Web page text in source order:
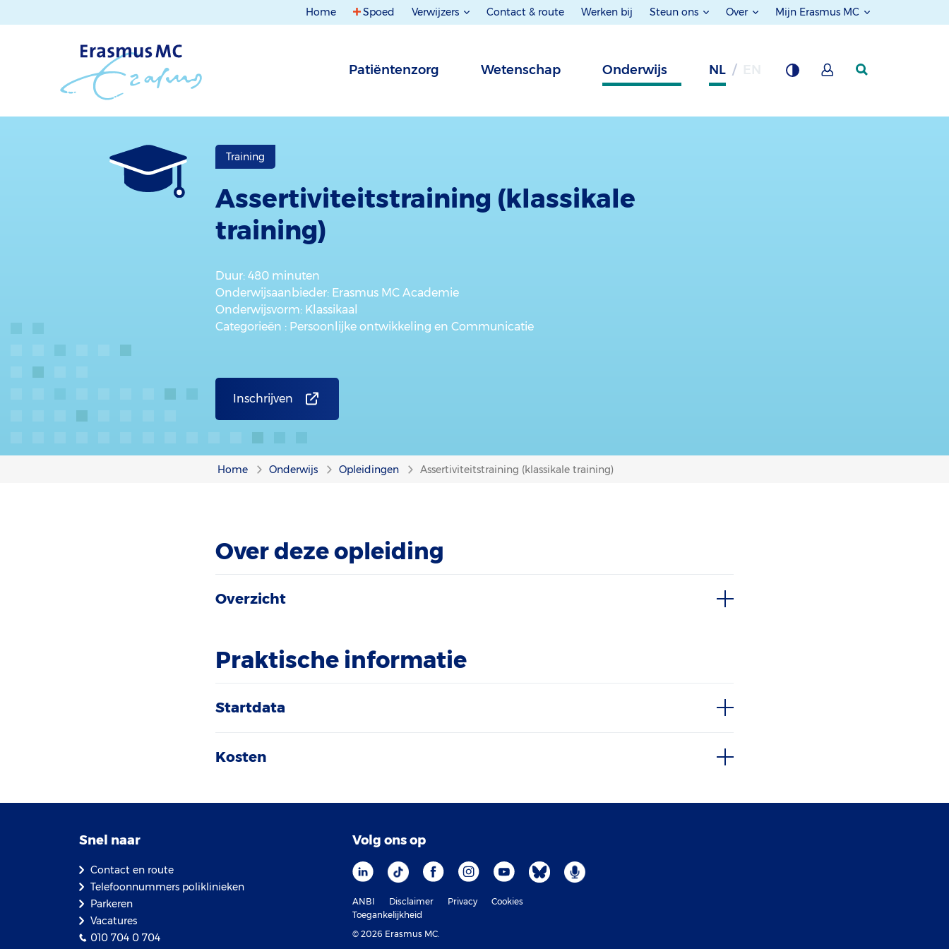
Home Spoed Verwijzers Contact & route Werken bij Steun ons Over Mijn Erasmus MC
Patiëntenzorg Wetenschap Onderwijs NL
Training
Assertiviteitstraining (klassikale
training)
Duur: 480 minuten
Onderwijsaanbieder: Erasmus MC Academie
Onderwijsvorm: Klassikaal
Categorieën : Persoonlijke ontwikkeling en Communicatie
Inschrijven
Home Onderwijs Opleidingen Assertiviteitstraining (klassikale training)
Over deze opleiding
Overzicht
Praktische informatie
Startdata
Kosten
Snel naar
Contact en route
Telefoonnummers poliklinieken
Parkeren
Vacatures
010 704 0 704
Volg ons op
ANBI Disclaimer Privacy
Cookies
Toegankelijkheid
© 2026 Erasmus MC.